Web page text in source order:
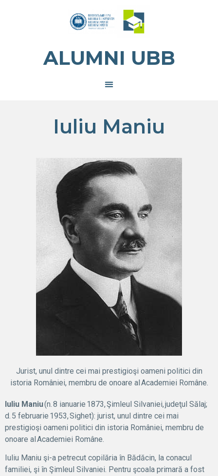
ALUMNI UBB
Iuliu Maniu
Jurist, unul dintre cei mai prestigioşi oameni politici din
istoria României, membru de onoare al Academiei Române.
Iuliu Maniu(n. 8 ianuarie 1873, Şimleul Silvaniei, judeţul Sălaj;
d. 5 februarie 1953, Sighet): jurist, unul dintre cei mai
prestigioşi oameni politici din istoria României, membru de
onoare al Academiei Române.
Iuliu Maniu şi-a petrecut copilăria în Bădăcin, la conacul
familiei, şi în Şimleul Silvaniei. Pentru şcoala primară a fost